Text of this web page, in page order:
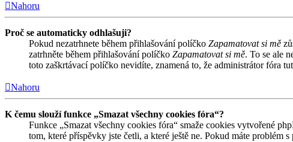
Nahoru
Proč se automaticky odhlašuji?
Pokud nezatrhnete během přihlašování políčko Zapamatovat si mě
zatrhněte během přihlašování políčko Zapamatovat si mě. To se ale
toto zaškrtávací políčko nevidíte, znamená to, že administrátor fóra
Nahoru
K čemu slouží funkce „Smazat všechny cookies fóra“?
Funkce „Smazat všechny cookies fóra“ smaže cookies vytvořené
tom, které příspěvky jste četli, a které ještě ne. Pokud máte problém